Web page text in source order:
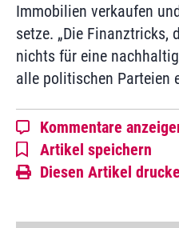
Immobilien verkaufen
setze. „Die Finanztricks,
nichts für eine
alle politischen Parteien
Kommentare
Artikel speichern
Diesen Artikel